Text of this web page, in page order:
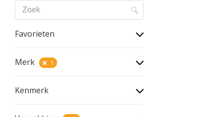
Favorieten
Merk 1
Kenmerk